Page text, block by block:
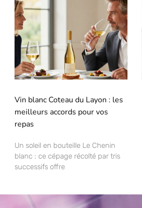
Vin blanc Coteau du Layon : les
meilleurs accords pour vos
repas
Un soleil en bouteille Le Chenin
blanc : ce cépage récolté par tris
successifs offre